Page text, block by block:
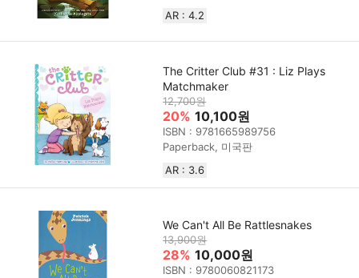
AR : 4.2
The Critter Club #31 : Liz Plays
Matchmaker
12,700원
20% 10,100원
ISBN : 9781665989756
Paperback, 미국판
AR : 3.6
We Can't All Be Rattlesnakes
13,900원
28% 10,000원
ISBN : 9780060821173